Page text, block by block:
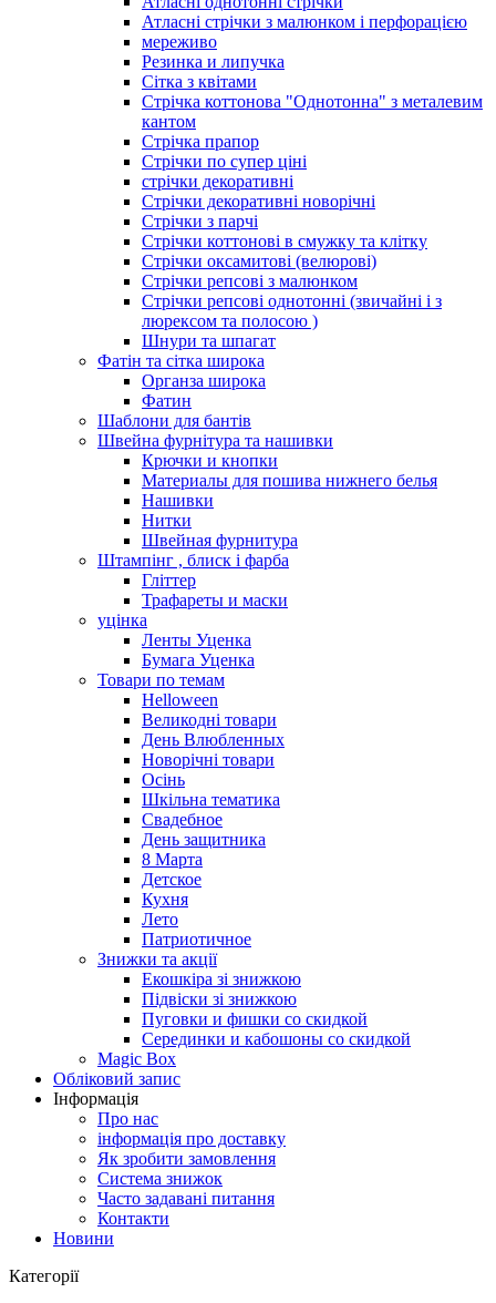
Атласні стрічки з малюнком і перфорацією
мереживо
Резинка и липучка
Сітка з квітами
Стрічка коттонова "Однотонна" з металевим
кантом
Стрічка прапор
Стрічки по супер ціні
стрічки декоративні
Стрічки декоративні новорічні
Стрічки з парчі
Стрічки коттонові в смужку та клітку
Стрічки оксамитові (велюрові)
Стрічки репсові з малюнком
Стрічки репсові однотонні (звичайні і з
люрексом та полосою )
Шнури та шпагат
Фатін та сітка широка
Органза широка
Фатин
Шаблони для бантів
Швейна фурнітура та нашивки
Крючки и кнопки
Материалы для пошива нижнего белья
Нашивки
Нитки
Швейная фурнитура
Штампінг , блиск і фарба
Гліттер
Трафареты и маски
уцінка
Ленты Уценка
Бумага Уценка
Товари по темам
Helloween
Великодні товари
День Влюбленных
Новорічні товари
Осінь
Шкільна тематика
Свадебное
День защитника
8 Марта
Детское
Кухня
Лето
Патриотичное
Знижки та акції
Екошкіра зі знижкою
Підвіски зі знижкою
Пуговки и фишки со скидкой
Серединки и кабошоны со скидкой
Magic Box
Обліковий запис
Інформація
Про нас
інформація про доставку
Як зробити замовлення
Система знижок
Часто задавані питання
Контакти
Новини
Категорії